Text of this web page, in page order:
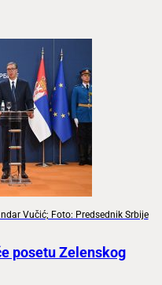
Vučić; Foto: Predsednik Srbije
posetu Zelenskog